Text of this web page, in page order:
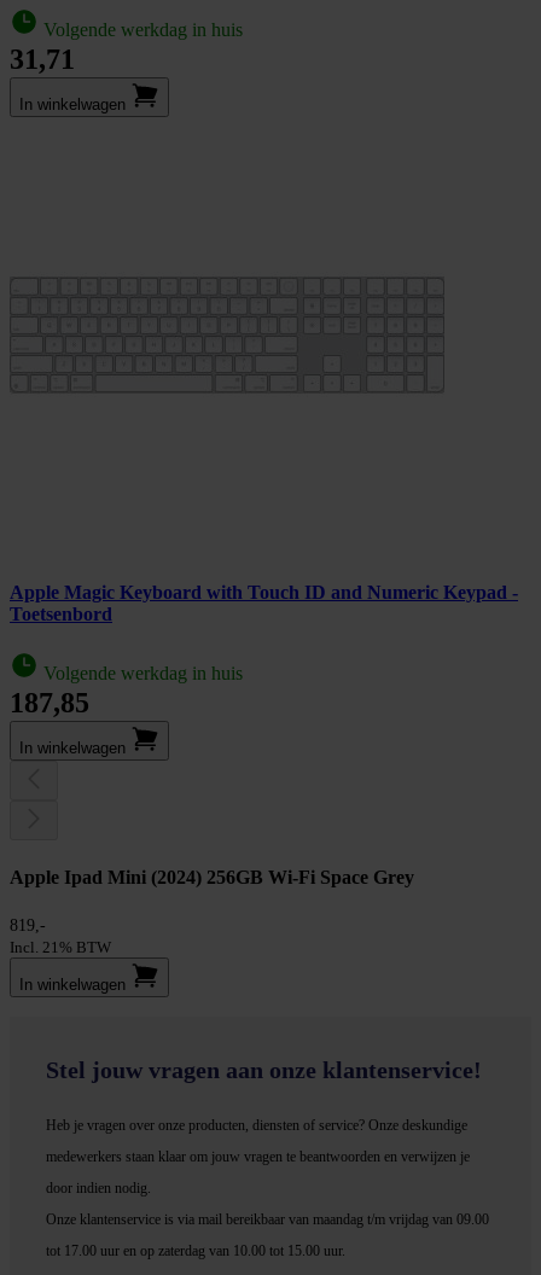
Volgende werkdag in huis
31,71
In winkel­wagen
Apple Magic Keyboard with Touch ID and Numeric Keypad -
Toetsenbord
Volgende werkdag in huis
187,85
In winkel­wagen
Apple Ipad Mini (2024) 256GB Wi-Fi Space Grey
819,-
Incl. 21% BTW
In winkel­wagen
Stel jouw vragen aan onze klantenservice!
Heb je vragen over onze producten, diensten of service? Onze deskundige
medewerkers staan klaar om jouw vragen te beantwoorden en verwijzen je
door indien nodig.
Onze klantenservice is via mail bereikbaar van maandag t/m vrijdag van 09.00
tot 17.00 uur en op zaterdag van 10.00 tot 15.00 uur.